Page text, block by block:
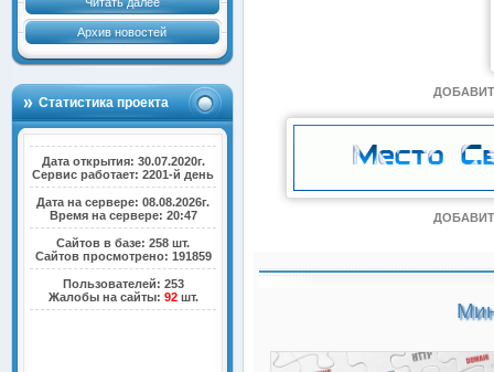
Архив новостей
Статистика проекта
Дата открытия: 30.07.2020г.
Сервис работает: 2201-й день
Дата на сервере: 08.08.2026г.
Время на сервере: 20:47
Сайтов в базе: 258 шт.
Сайтов просмотрено: 191859
Пользователей: 253
Жалобы на сайты: 92шт.